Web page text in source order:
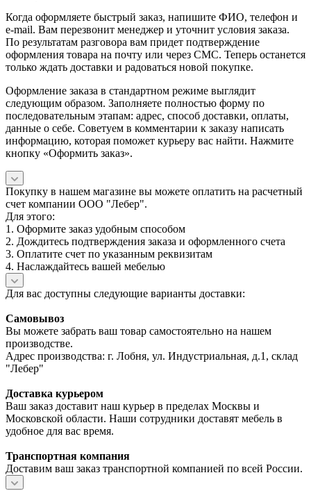
Когда оформляете быстрый заказ, напишите ФИО, телефон и
e-mail. Вам перезвонит менеджер и уточнит условия заказа.
По результатам разговора вам придет подтверждение
оформления товара на почту или через СМС. Теперь останется
только ждать доставки и радоваться новой покупке.
Оформление заказа в стандартном режиме выглядит
следующим образом. Заполняете полностью форму по
последовательным этапам: адрес, способ доставки, оплаты,
данные о себе. Советуем в комментарии к заказу написать
информацию, которая поможет курьеру вас найти. Нажмите
кнопку «Оформить заказ».
Покупку в нашем магазине вы можете оплатить на расчетный
счет компании ООО "Лебер".
Для этого:
1. Оформите заказ удобным способом
2. Дождитесь подтверждения заказа и оформленного счета
3. Оплатите счет по указанным реквизитам
4. Наслаждайтесь вашей мебелью
Для вас доступны следующие варианты доставки:
Самовывоз
Вы можете забрать ваш товар самостоятельно на нашем
производстве.
Адрес производства: г. Лобня, ул. Индустриальная, д.1, склад
"Лебер"
Доставка курьером
Ваш заказ доставит наш курьер в пределах Москвы и
Московской области. Наши сотрудники доставят мебель в
удобное для вас время.
Транспортная компания
Доставим ваш заказ транспортной компанией по всей России.